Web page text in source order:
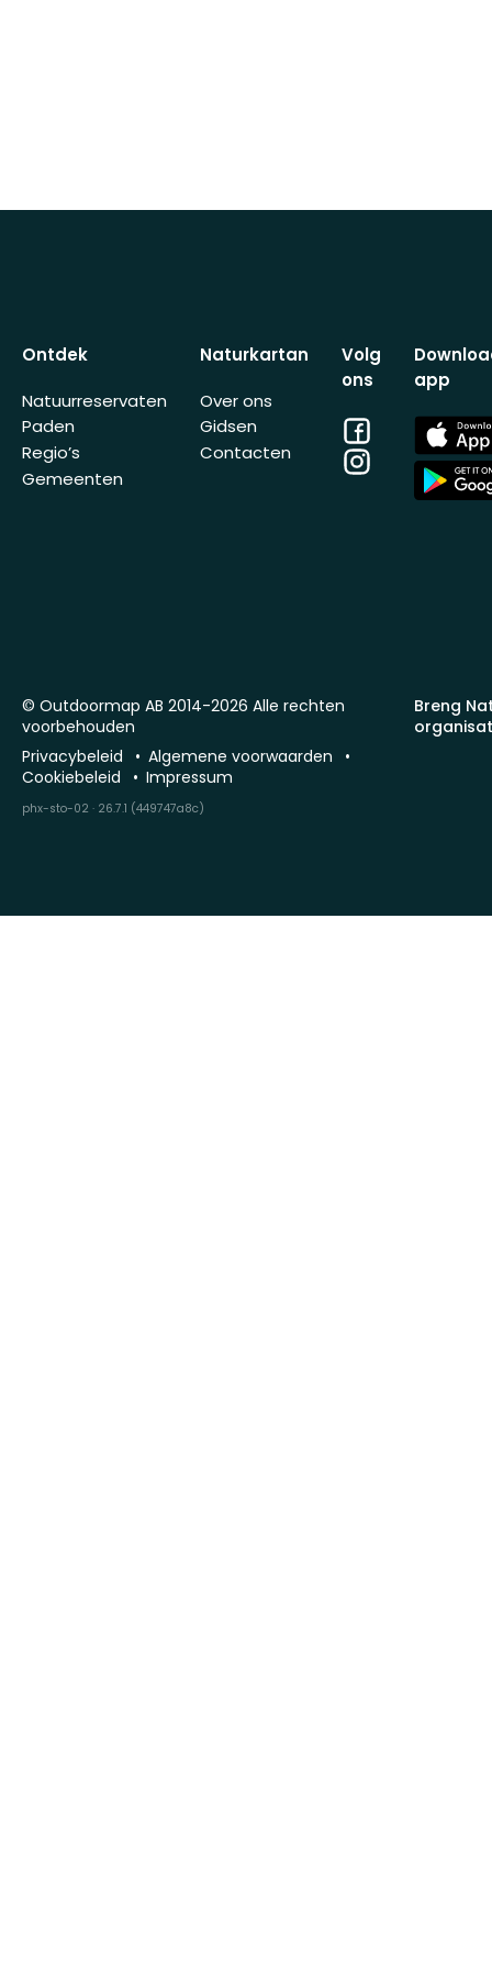
Ontdek
Natuurreservaten
Paden
Regio’s
Gemeenten
Naturkartan
Over ons
Gidsen
Contacten
Volg
ons
Facebook
Instagram
app
App
Store
App
Store
Breng
© Outdoormap AB 2014-2026 Alle rechten
voorbehouden
Privacybeleid
Algemene voorwaarden
Cookiebeleid
Impressum
phx-sto-02 · 26.7.1 (449747a8c)